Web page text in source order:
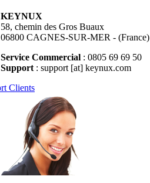
KEYNUX
58, chemin des Gros Buaux
06800 CAGNES-SUR-MER - (France)
Service Commercial : 0805 69 69 50
Support : support [at] keynux.com
Clients